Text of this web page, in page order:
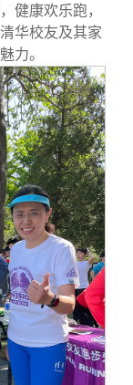
健康欢乐跑，
华校友及其家
力。